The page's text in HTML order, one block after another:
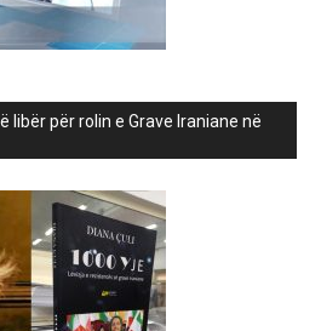
libër për rolin e Grave Iraniane në